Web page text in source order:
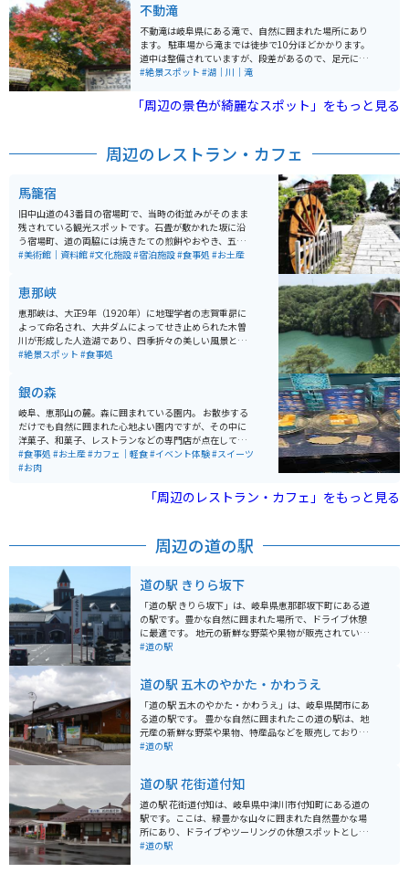
の宿いちかわでも可能。清水と山菜を使用したそばが美
味しいです。 駐車場に車もしくはバイクを駐め、つり橋
からは徒歩での移動となります。恋路のつり橋から最も
水の色が濃く美しい黒渕までは、10分あればゆっくり歩
いて写真を撮っても足ります。夏に訪れる人が多いです
不動滝
不動滝は岐阜県にある滝で、自然に囲まれた場所にあり
ます。 駐車場から滝までは徒歩で10分ほどかかります。
道中は整備されていますが、段差があるので、足元には
注意しましょう。遊歩道の途中にはテラスや休憩所があ
す。 滝は2段になっており、自然に囲まれながらマイナ
スイオンをたっぷり浴びて爽快な気分になれます。紅葉
#絶景スポット #湖｜川｜滝
「周辺の景色が綺麗なスポット」をもっと見る
周辺のレストラン・カフェ
馬籠宿
旧中山道の43番目の宿場町で、当時の街並みがそのまま
残されている観光スポットです。石畳が敷かれた坂に沿
う宿場町、道の両脇には焼きたての煎餅やおやき、五平
餅やお土産屋さん、昔ながらのカフェが並び、食べ歩き
会にはないのんびりとしたひとときが過ごせます。 石畳
の坂の街道は、今も江戸時代の面影が残り、島崎藤村の
ゆかりの地としても有名な馬籠宿は、島崎藤村の生家
で、馬籠宿本陣跡である藤村記念館も残っています。散
策しているとタイムスリップしたような気分になりま
#美術館｜資料館#文化施設#宿泊施設#食事処 #お土産
恵那峡
恵那峡は、大正9年（1920年）に地理学者の志賀重昴に
よって命名され、大井ダムによってせき止められた木曽
川が形成した人造湖であり、四季折々の美しい風景と奇
岩・怪石が立ち並ぶ景観が特徴です。春には200本の桜
ドリやムクドリなどを観察するバードウォッチングが楽
しめます。 湖畔には遊歩道が整備されており、2020年3
月には広場や遊歩道がリニューアルされました。お土産
物屋街の乗船場からは遊覧船が発着し、湖畔の奇岩や絶
壁を観覧できます。さらに、湖に突き出した半島にある
弁天島弁天様のお賽銭箱が特徴的です。 恵那峡大橋とい
合うことが多いです。ツーリングの途中の休憩時点や終
#絶景スポット #食事処
銀の森
岐阜、恵那山の麓。森に囲まれている園内。 お散歩する
だけでも自然に囲まれた心地よい園内ですが、その中に
洋菓子、和菓子、レストランなどの専門店が点在してい
ます。 特におすすめはパティスリーGIN NO MORI、「森
の恵みクッキー」。どんぐり粉を使ったほろ苦い大人の
#食事処 #お土産#カフェ｜軽食#イベント体験#スイーツ
#お肉
「周辺のレストラン・カフェ」をもっと見る
周辺の道の駅
道の駅 きりら坂下
「道の駅 きりら坂下」は、岐阜県恵那郡坂下町にある道
の駅です。豊かな自然に囲まれた場所で、ドライブ休憩
に最適です。 地元の新鮮な野菜や果物が販売されている
直売所が人気です。特におすすめは、地元産の新鮮なト
村城下町」の散策がおすすめです。戦国時代の面影を残
す城下町は、歴史好きにはたまらないスポットです。ま
た、春には「いわむら城下町雛めぐり」というイベント
も開催され、多くの観光客で賑わいます。
#道の駅
道の駅 五木のやかた・かわうえ
「道の駅 五木のやかた・かわうえ」は、岐阜県関市にあ
る道の駅です。 豊かな自然に囲まれたこの道の駅は、地
元産の新鮮な野菜や果物、特産品などを販売しており、
地元の食を楽しむことができます。 特に、刀匠のまちと
然公園」には、遊歩道や芝生広場があり、のんびりと過
ごすことができます。 バイクで訪れる場合は、道の駅に
隣接する駐車場にバイク専用のスペースがあるので安心
です。 周辺には、日本の滝百選に選ばれた「根道神社の
滝」や、全長1,200mの遊歩道が整備された「板取峡
#道の駅
道の駅 花街道付知
道の駅 花街道付知は、岐阜県中津川市付知町にある道の
駅です。ここは、緑豊かな山々に囲まれた自然豊かな場
所にあり、ドライブやツーリングの休憩スポットとして
人気があります。 道の駅には、地元の特産品を販売する
#道の駅